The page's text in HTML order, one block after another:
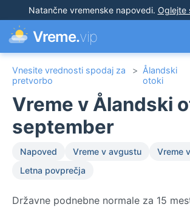
Natančne vremenske napovedi. Oglejte
Vreme.vip
Vnesite vrednosti spodaj za
pretvorbo
> Ålandski
otoki
Vreme v Ålandski
september
Napoved Vreme v avgustu
Vreme
Letna povprečja
Državne podnebne normale za 15